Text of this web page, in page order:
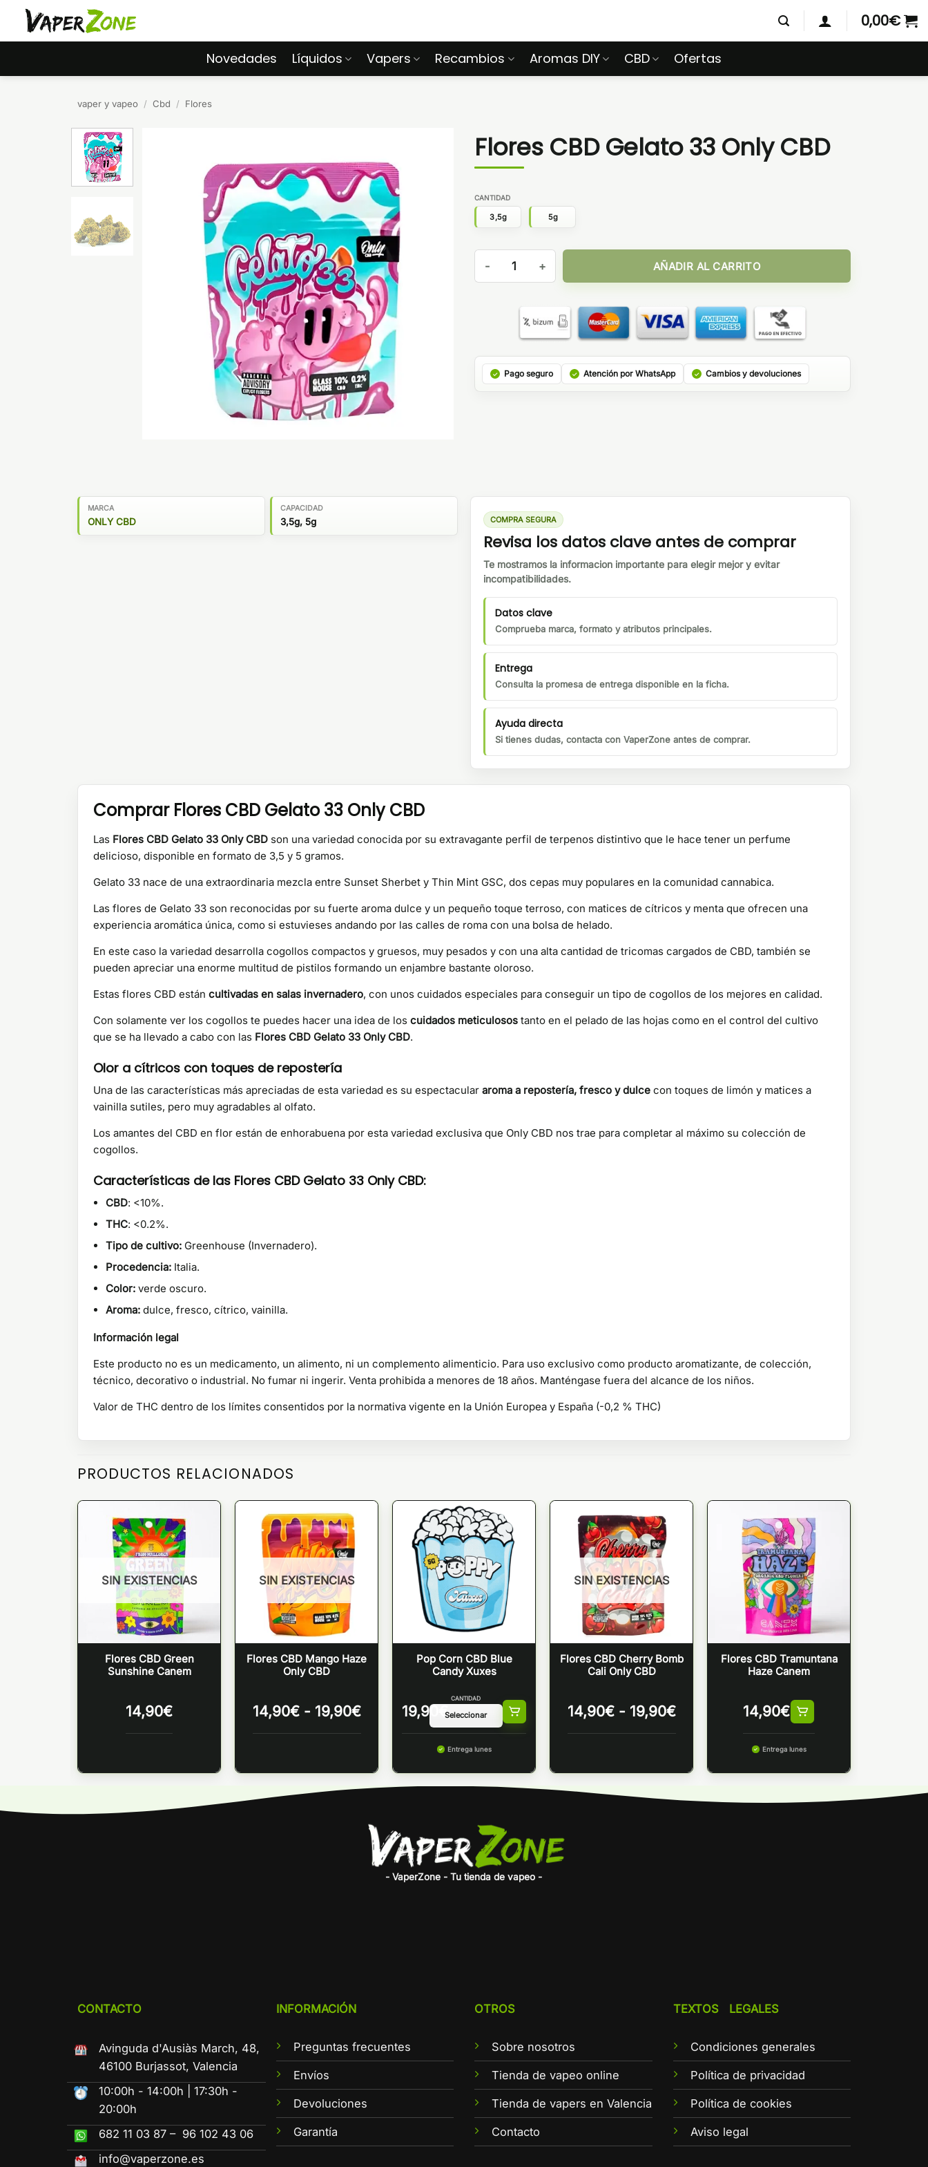
Saltar
contenido
0,00€
Novedades Líquidos Vapers Recambios Aromas DIY CBD Ofertas
vaper y vapeo / Cbd / Flores
Flores CBD Gelato 33 Only CBD
CANTIDAD
3,5g 5g
Flores CBD Gelato 33 Only CBD cantidad
AÑADIR AL CARRITO
Pago seguro Atención por WhatsApp Cambios y devoluciones
MARCA
ONLY CBD
CAPACIDAD
3,5g, 5g COMPRA SEGURA
Revisa los datos clave antes de comprar
Te mostramos la informacion importante para elegir mejor y evitar
incompatibilidades.
Datos clave
Comprueba marca, formato y atributos principales.
Entrega
Consulta la promesa de entrega disponible en la ficha.
Ayuda directa
Si tienes dudas, contacta con VaperZone antes de comprar.
Comprar Flores CBD Gelato 33 Only CBD
Las Flores CBD Gelato 33 Only CBD son una variedad conocida por su extravagante perfil de terpenos distintivo que le hace tener un perfume
delicioso, disponible en formato de 3,5 y 5 gramos.
Gelato 33 nace de una extraordinaria mezcla entre Sunset Sherbet y Thin Mint GSC, dos cepas muy populares en la comunidad cannabica.
Las flores de Gelato 33 son reconocidas por su fuerte aroma dulce y un pequeño toque terroso, con matices de cítricos y menta que ofrecen una
experiencia aromática única, como si estuvieses andando por las calles de roma con una bolsa de helado.
En este caso la variedad desarrolla cogollos compactos y gruesos, muy pesados y con una alta cantidad de tricomas cargados de CBD, también se
pueden apreciar una enorme multitud de pistilos formando un enjambre bastante oloroso.
Estas flores CBD están cultivadas en salas invernadero, con unos cuidados especiales para conseguir un tipo de cogollos de los mejores en calidad.
Con solamente ver los cogollos te puedes hacer una idea de los cuidados meticulosos tanto en el pelado de las hojas como en el control del cultivo
que se ha llevado a cabo con las Flores CBD Gelato 33 Only CBD.
Olor a cítricos con toques de repostería
Una de las características más apreciadas de esta variedad es su espectacular aroma a repostería, fresco y dulce con toques de limón y matices a
vainilla sutiles, pero muy agradables al olfato.
Los amantes del CBD en flor están de enhorabuena por esta variedad exclusiva que Only CBD nos trae para completar al máximo su colección de
cogollos.
Características de las Flores CBD Gelato 33 Only CBD:
CBD: <10%.
THC: <0.2%.
Tipo de cultivo: Greenhouse (Invernadero).
Procedencia: Italia.
Color: verde oscuro.
Aroma: dulce, fresco, cítrico, vainilla.
Información legal
Este producto no es un medicamento, un alimento, ni un complemento alimenticio. Para uso exclusivo como producto aromatizante, de colección,
técnico, decorativo o industrial. No fumar ni ingerir. Venta prohibida a menores de 18 años. Manténgase fuera del alcance de los niños.
Valor de THC dentro de los límites consentidos por la normativa vigente en la Unión Europea y España (-0,2 % THC)
PRODUCTOS RELACIONADOS
SIN EXISTENCIAS
Flores CBD Green
Sunshine Canem
14,90€
SIN EXISTENCIAS
Flores CBD Mango Haze
Only CBD
14,90€ - 19,90€Rango
precios:
14,90€
hasta
Pop Corn CBD Blue
Candy Xuxes
19,90 €
CANTIDAD
Entrega lunes
SIN EXISTENCIAS
Flores CBD Cherry Bomb
Cali Only CBD
14,90€ - 19,90€Rango
precios:
14,90€
19,90€
Flores CBD Tramuntana
Haze Canem
14,90€
Entrega lunes
- VaperZone - Tu tienda de vapeo -
CONTACTO
Avinguda d'Ausiàs March, 48,
46100 Burjassot, Valencia
10:00h - 14:00h | 17:30h -
20:00h
682 11 03 87 – 96 102 43 06
info@vaperzone.es
INFORMACIÓN
Preguntas frecuentes
Envíos
Devoluciones
Garantía
OTROS
Sobre nosotros
Tienda de vapeo online
Tienda de vapers en Valencia
Contacto
TEXTOS LEGALES
Condiciones generales
Política de privacidad
Política de cookies
Aviso legal